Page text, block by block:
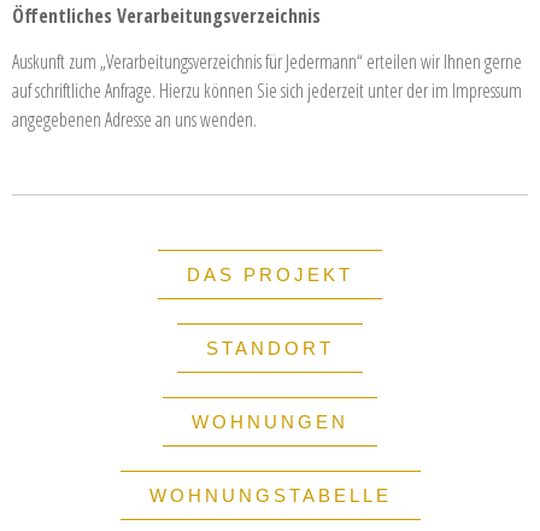
Öffentliches Verarbeitungsverzeichnis
Auskunft zum „Verarbeitungsverzeichnis für Jedermann“ erteilen wir Ihnen gerne
auf schriftliche Anfrage. Hierzu können Sie sich jederzeit unter der im Impressum
angegebenen Adresse an uns wenden.
DAS PROJEKT
STANDORT
WOHNUNGEN
WOHNUNGSTABELLE